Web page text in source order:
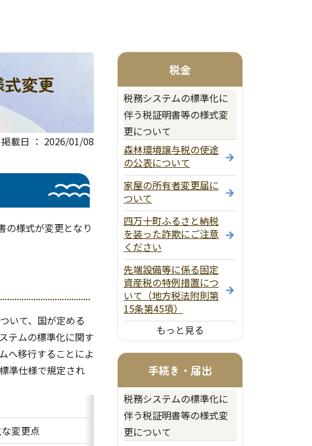
変更
載日 ： 2026/01/08
の様式が変更となり
いて、国が定める
テムの標準化に関す
へ移行することによ
準仕様で規定され
変更点
税金
税務システムの標準化に
伴う税証明書等の様式変
更について
森林環境譲与税の使途
の公表について
家屋の所有者変更届に
ついて
四万十町ふるさと納税
を装った詐欺にご注意
ください
先端設備等に係る固定
資産税の特例措置につ
いて（地方税法附則第
15条第45項）
もっと見る
手続き・届出
税務システムの標準化に
伴う税証明書等の様式変
更について